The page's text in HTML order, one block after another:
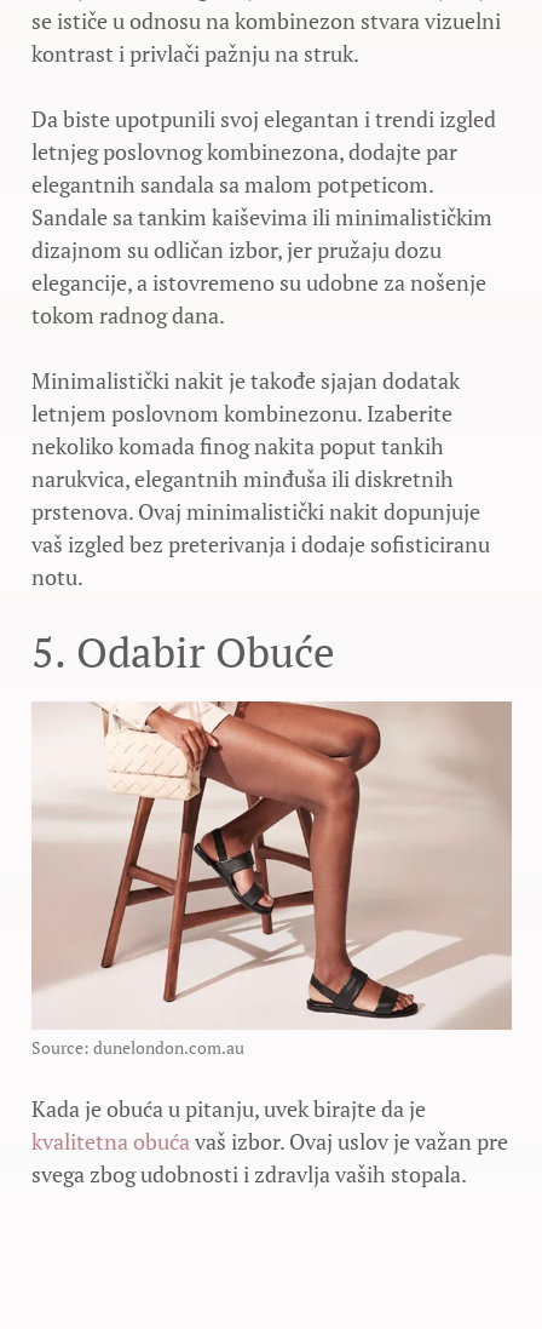
se ističe u odnosu na kombinezon stvara vizuelni
kontrast i privlači pažnju na struk.
Da biste upotpunili svoj elegantan i trendi izgled
letnjeg poslovnog kombinezona, dodajte par
elegantnih sandala sa malom potpeticom.
Sandale sa tankim kaiševima ili minimalističkim
dizajnom su odličan izbor, jer pružaju dozu
elegancije, a istovremeno su udobne za nošenje
tokom radnog dana.
Minimalistički nakit je takođe sjajan dodatak
letnjem poslovnom kombinezonu. Izaberite
nekoliko komada finog nakita poput tankih
narukvica, elegantnih minđuša ili diskretnih
prstenova. Ovaj minimalistički nakit dopunjuje
vaš izgled bez preterivanja i dodaje sofisticiranu
notu.
5. Odabir Obuće
Source: dunelondon.com.au
Kada je obuća u pitanju, uvek birajte da je
kvalitetna obućavaš izbor. Ovaj uslov je važan pre
svega zbog udobnosti i zdravlja vaših stopala.